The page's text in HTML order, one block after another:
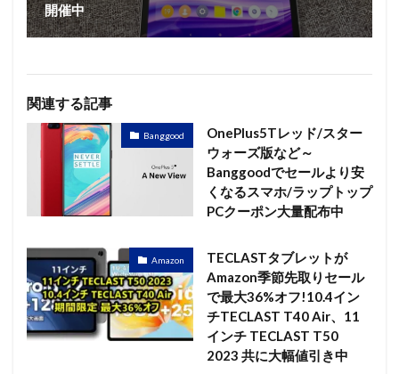
開催中
関連する記事
Banggood
OnePlus5Tレッド/スター
ウォーズ版など～
Banggoodでセールより安
くなるスマホ/ラップトップ
PCクーポン大量配布中
Amazon
TECLASTタブレットが
Amazon季節先取りセール
で最大36%オフ!10.4イン
チTECLAST T40 Air、11
インチ TECLAST T50
2023 共に大幅値引き中